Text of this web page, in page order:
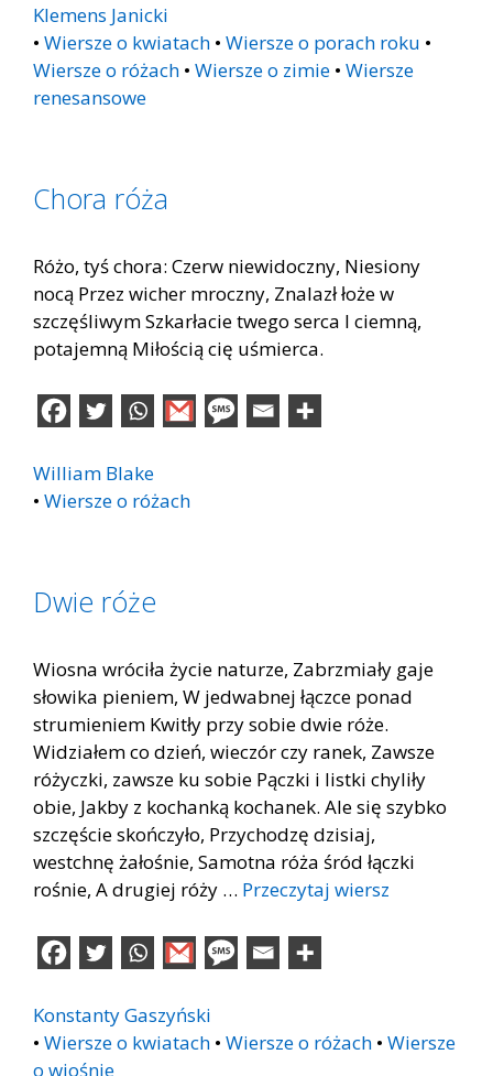
Klemens Janicki
• Wiersze o kwiatach • Wiersze o porach roku •
Wiersze o różach • Wiersze o zimie • Wiersze
renesansowe
Chora róża
Różo, tyś chora: Czerw niewidoczny, Niesiony
nocą Przez wicher mroczny, Znalazł łoże w
szczęśliwym Szkarłacie twego serca I ciemną,
potajemną Miłością cię uśmierca.
William Blake
• Wiersze o różach
Dwie róże
Wiosna wróciła życie naturze, Zabrzmiały gaje
słowika pieniem, W jedwabnej łączce ponad
strumieniem Kwitły przy sobie dwie róże.
Widziałem co dzień, wieczór czy ranek, Zawsze
różyczki, zawsze ku sobie Pączki i listki chyliły
obie, Jakby z kochanką kochanek. Ale się szybko
szczęście skończyło, Przychodzę dzisiaj,
westchnę żałośnie, Samotna róża śród łączki
rośnie, A drugiej róży … Przeczytaj wiersz
Konstanty Gaszyński
• Wiersze o kwiatach • Wiersze o różach • Wiersze
o wiośnie